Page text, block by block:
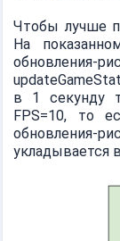
Чтобы лучше
На
в 1 секунду
FPS=10, то
укладывается